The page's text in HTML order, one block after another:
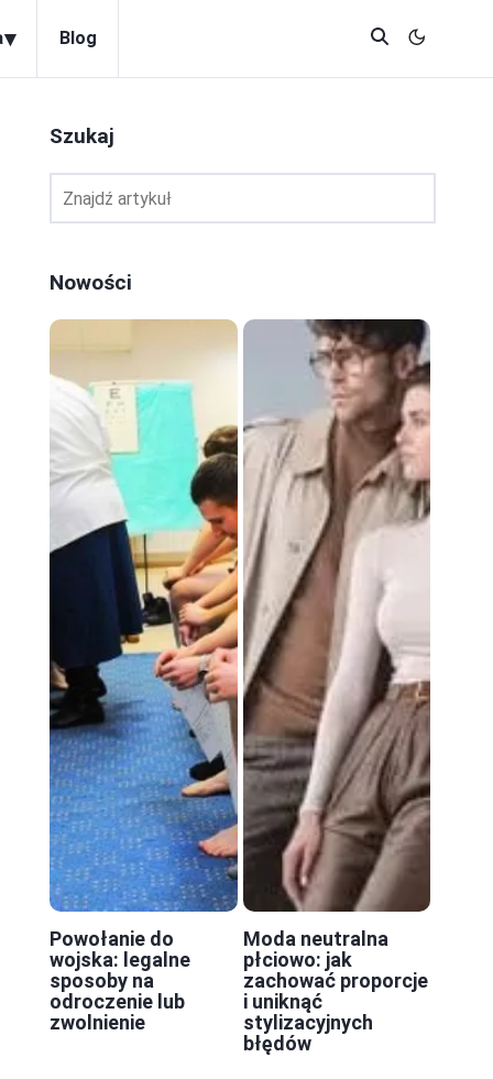
▾ Blog
Szukaj
Nowości
Powołanie do
wojska: legalne
sposoby na
odroczenie lub
zwolnienie
Moda neutralna
płciowo: jak
zachować proporcje
i uniknąć
stylizacyjnych
błędów